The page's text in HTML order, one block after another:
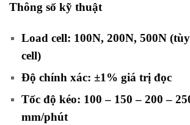
Thông số kỹ thuật
Load cell: 100N, 200N, 500N
cell)
Độ chính xác: ±1% giá trị đọc
Tốc độ kéo: 100 – 150 – 200 –
mm/phút